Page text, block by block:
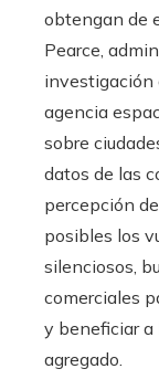
obtengan de
Pearce,
investigación
agencia
sobre
datos de las
percepción
posibles los
silenciosos,
comerciales
y beneficiar a
agregado.